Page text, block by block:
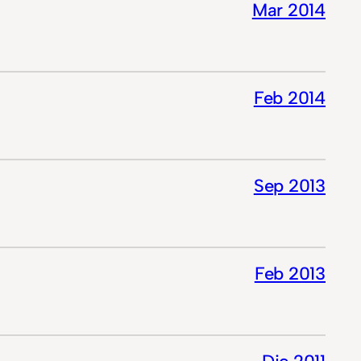
Mar 2014
Feb 2014
Sep 2013
Feb 2013